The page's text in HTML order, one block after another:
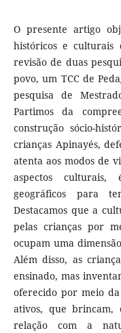
O presente artigo
históricos e culturais
revisão de duas
povo, um TCC de
pesquisa de
Partimos da
construção sócio-
crianças Apinayés,
atenta aos modos de
aspectos culturais,
geográficos para
Destacamos que a
pelas crianças por
ocupam uma
Além disso, as
ensinado, mas
oferecido por meio
ativos, que brincam,
relação com a